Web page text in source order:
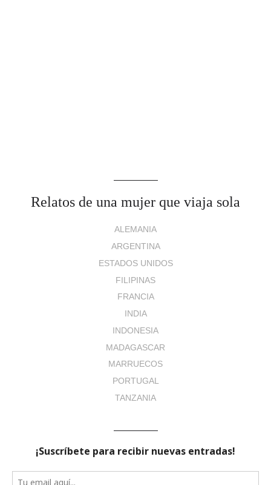
Relatos de una mujer que viaja sola
ALEMANIA
ARGENTINA
ESTADOS UNIDOS
FILIPINAS
FRANCIA
INDIA
INDONESIA
MADAGASCAR
MARRUECOS
PORTUGAL
TANZANIA